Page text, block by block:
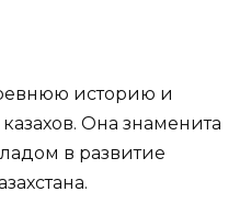
историю и
Она знаменита
в развитие